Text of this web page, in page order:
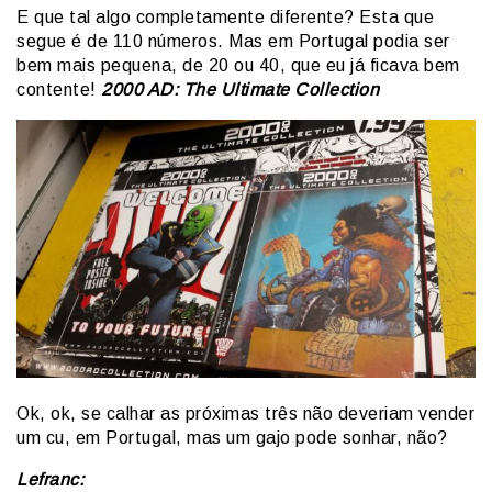
E que tal algo completamente diferente? Esta que
segue é de 110 números. Mas em Portugal podia ser
bem mais pequena, de 20 ou 40, que eu já ficava bem
contente! 2000 AD: The Ultimate Collection
Ok, ok, se calhar as próximas três não deveriam vender
um cu, em Portugal, mas um gajo pode sonhar, não?
Lefranc: